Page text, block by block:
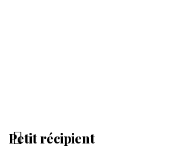
Petit récipient